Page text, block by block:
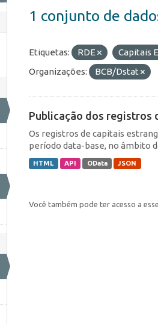
1 conjunto de
Etiquetas: RDE Capitais
Organizações:
BCB/Dstat
Publicação dos registros
Os registros de capitais
período data-base, no âmbito
HTML API OData JSON
Você também pode ter acesso a